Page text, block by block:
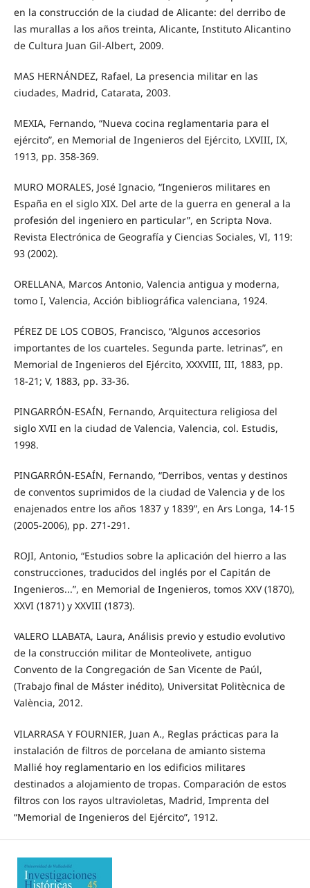
en la construcción de la ciudad de Alicante: del derribo de
las murallas a los años treinta, Alicante, Instituto Alicantino
de Cultura Juan Gil-Albert, 2009.
MAS HERNÁNDEZ, Rafael, La presencia militar en las
ciudades, Madrid, Catarata, 2003.
MEXIA, Fernando, “Nueva cocina reglamentaria para el
ejército”, en Memorial de Ingenieros del Ejército, LXVIII, IX,
1913, pp. 358-369.
MURO MORALES, José Ignacio, “Ingenieros militares en
España en el siglo XIX. Del arte de la guerra en general a la
profesión del ingeniero en particular”, en Scripta Nova.
Revista Electrónica de Geografía y Ciencias Sociales, VI, 119:
93 (2002).
ORELLANA, Marcos Antonio, Valencia antigua y moderna,
tomo I, Valencia, Acción bibliográfica valenciana, 1924.
PÉREZ DE LOS COBOS, Francisco, “Algunos accesorios
importantes de los cuarteles. Segunda parte. letrinas”, en
Memorial de Ingenieros del Ejército, XXXVIII, III, 1883, pp.
18-21; V, 1883, pp. 33-36.
PINGARRÓN-ESAÍN, Fernando, Arquitectura religiosa del
siglo XVII en la ciudad de Valencia, Valencia, col. Estudis,
1998.
PINGARRÓN-ESAÍN, Fernando, “Derribos, ventas y destinos
de conventos suprimidos de la ciudad de Valencia y de los
enajenados entre los años 1837 y 1839”, en Ars Longa, 14-15
(2005-2006), pp. 271-291.
ROJI, Antonio, “Estudios sobre la aplicación del hierro a las
construcciones, traducidos del inglés por el Capitán de
Ingenieros...”, en Memorial de Ingenieros, tomos XXV (1870),
XXVI (1871) y XXVIII (1873).
VALERO LLABATA, Laura, Análisis previo y estudio evolutivo
de la construcción militar de Monteolivete, antiguo
Convento de la Congregación de San Vicente de Paúl,
(Trabajo final de Máster inédito), Universitat Politècnica de
València, 2012.
VILARRASA Y FOURNIER, Juan A., Reglas prácticas para la
instalación de filtros de porcelana de amianto sistema
Mallié hoy reglamentario en los edificios militares
destinados a alojamiento de tropas. Comparación de estos
filtros con los rayos ultravioletas, Madrid, Imprenta del
“Memorial de Ingenieros del Ejército”, 1912.